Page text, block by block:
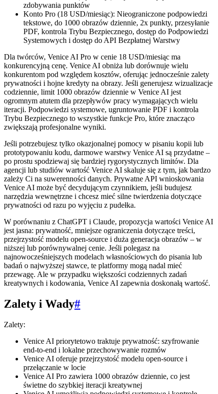
zdobywania punktów
Konto Pro (18 USD/miesiąc): Nieograniczone podpowiedzi
tekstowe, do 1000 obrazów dziennie, 2x punkty, przesyłanie
PDF, kontrola Trybu Bezpiecznego, dostęp do Podpowiedzi
Systemowych i dostęp do API Bezpłatnej Warstwy
Dla twórców, Venice AI Pro w cenie 18 USD/miesiąc ma
konkurencyjną cenę. Venice AI obniża lub dorównuje wielu
konkurentom pod względem kosztów, oferując jednocześnie zalety
prywatności i hojne kredyty na obrazy. Jeśli generujesz wizualizacje
codziennie, limit 1000 obrazów dziennie w Venice AI jest
ogromnym atutem dla przepływów pracy wymagających wielu
iteracji. Podpowiedzi systemowe, ugruntowanie PDF i kontrola
Trybu Bezpiecznego to wszystkie funkcje Pro, które znacząco
zwiększają profesjonalne wyniki.
Jeśli potrzebujesz tylko okazjonalnej pomocy w pisaniu kopii lub
prototypowaniu kodu, darmowe warstwy Venice AI są przydatne –
po prostu spodziewaj się bardziej rygorystycznych limitów. Dla
agencji lub studiów wartość Venice AI skaluje się z tym, jak bardzo
zależy Ci na suwerenności danych. Prywatne API wnioskowania
Venice AI może być decydującym czynnikiem, jeśli budujesz
narzędzia wewnętrzne i chcesz mieć silne twierdzenia dotyczące
prywatności od razu po wyjęciu z pudełka.
W porównaniu z ChatGPT i Claude, propozycja wartości Venice AI
jest jasna: prywatność, mniejsze ograniczenia dotyczące treści,
przejrzystość modelu open-source i duża generacja obrazów – w
niższej lub porównywalnej cenie. Jeśli polegasz na
najnowocześniejszych modelach własnościowych do pisania lub
badań o najwyższej stawce, te platformy mogą nadal mieć
przewagę. Ale w przypadku większości codziennych zadań
kreatywnych i kodowania, Venice AI zapewnia doskonałą wartość.
Zalety i Wady#
Zalety:
Venice AI priorytetowo traktuje prywatność: szyfrowanie
end-to-end i lokalne przechowywanie rozmów
Venice AI oferuje przejrzystość modelu open-source i
przełączanie w locie
Venice AI Pro zawiera 1000 obrazów dziennie, co jest
świetne do szybkiej iteracji kreatywnej